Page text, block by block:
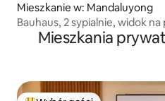
Mieszkanie w: Mandaluyong
Bauhaus, 2 sypialnie, widok
i komputer
Mieszkania